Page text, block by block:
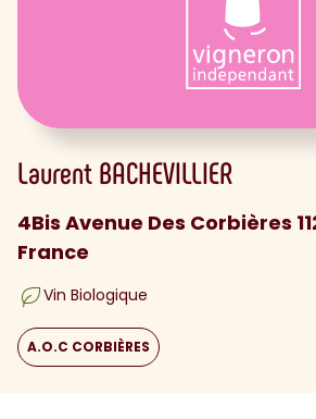
Laurent BACHEVILLIER
4Bis Avenue Des Corbières
France
Vin Biologique
A.O.C CORBIÈRES